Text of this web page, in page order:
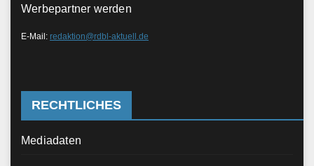
Werbepartner werden
E-Mail: redaktion@rdbl-aktuell.de
RECHTLICHES
Mediadaten